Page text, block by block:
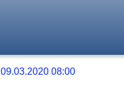
09.03.2020 08:00